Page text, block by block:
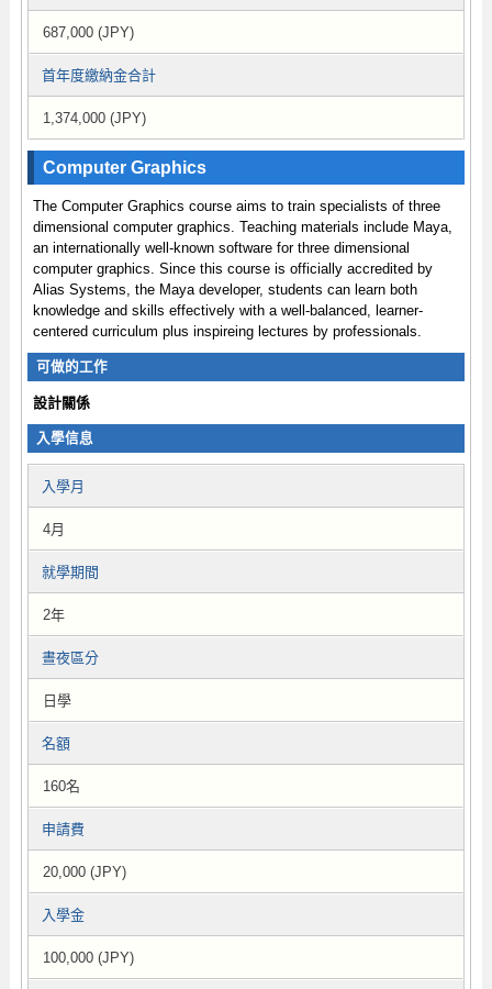
687,000 (JPY)
首年度繳納金合計
1,374,000 (JPY)
Computer Graphics
The Computer Graphics course aims to train specialists of three
dimensional computer graphics. Teaching materials include Maya,
an internationally well-known software for three dimensional
computer graphics. Since this course is officially accredited by
Alias Systems, the Maya developer, students can learn both
knowledge and skills effectively with a well-balanced, learner-
centered curriculum plus inspireing lectures by professionals.
可做的工作
設計關係
入學信息
入學月
4月
就學期間
2年
晝夜區分
日學
名額
160名
申請費
20,000 (JPY)
入學金
100,000 (JPY)